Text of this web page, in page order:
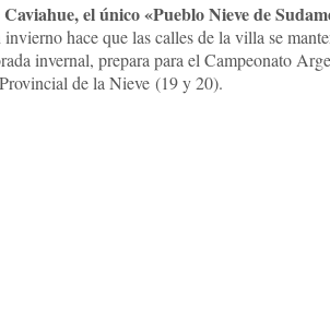
Caviahue, el único «Pueblo Nieve de
hace que las calles de la villa se
invernal, prepara para el Campeonato
de la Nieve (19 y 20).